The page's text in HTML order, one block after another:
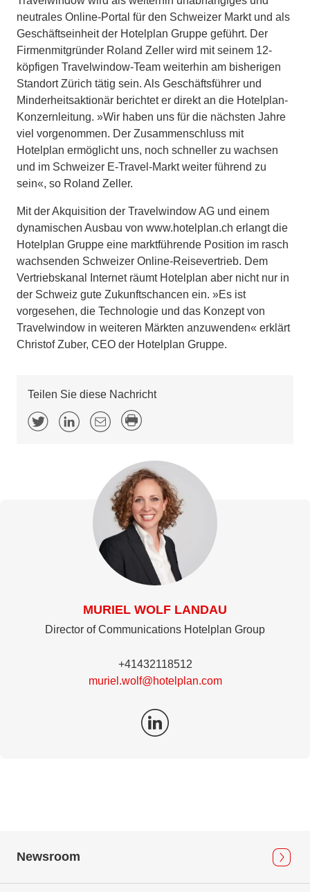
neutrales Online-Portal für den Schweizer Markt und als
Geschäftseinheit der Hotelplan Gruppe geführt. Der
Firmenmitgründer Roland Zeller wird mit seinem 12-
köpfigen Travelwindow-Team weiterhin am bisherigen
Standort Zürich tätig sein. Als Geschäftsführer und
Minderheitsaktionär berichtet er direkt an die Hotelplan-
Konzernleitung. »Wir haben uns für die nächsten Jahre
viel vorgenommen. Der Zusammenschluss mit
Hotelplan ermöglicht uns, noch schneller zu wachsen
und im Schweizer E-Travel-Markt weiter führend zu
sein«, so Roland Zeller.
Mit der Akquisition der Travelwindow AG und einem
dynamischen Ausbau von www.hotelplan.ch erlangt die
Hotelplan Gruppe eine marktführende Position im rasch
wachsenden Schweizer Online-Reisevertrieb. Dem
Vertriebskanal Internet räumt Hotelplan aber nicht nur in
der Schweiz gute Zukunftschancen ein. »Es ist
vorgesehen, die Technologie und das Konzept von
Travelwindow in weiteren Märkten anzuwenden« erklärt
Christof Zuber, CEO der Hotelplan Gruppe.
Teilen Sie diese Nachricht
MURIEL WOLF LANDAU
Director of Communications Hotelplan Group
+41432118512
muriel.wolf@hotelplan.com
Newsroom